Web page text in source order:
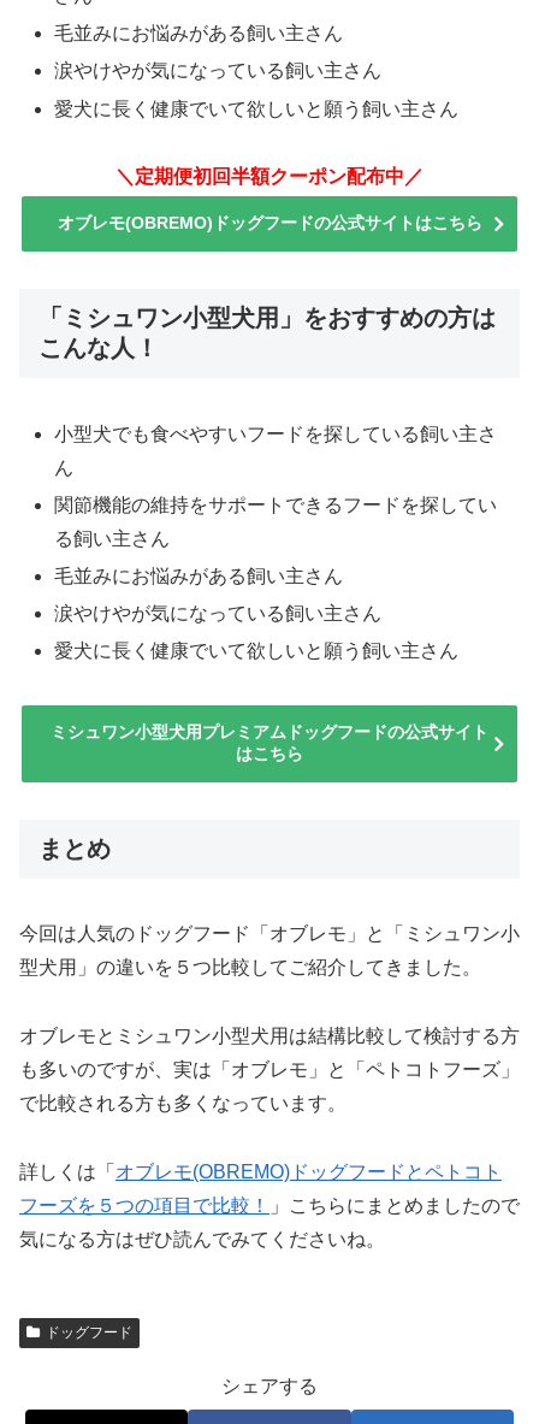
毛並みにお悩みがある飼い主さん
涙やけやが気になっている飼い主さん
愛犬に長く健康でいて欲しいと願う飼い主さん
＼定期便初回半額クーポン配布中／
オブレモ(OBREMO)ドッグフードの公式サイトはこちら
「ミシュワン小型犬用」をおすすめの方は
こんな人！
小型犬でも食べやすいフードを探している飼い主さ
ん
関節機能の維持をサポートできるフードを探してい
る飼い主さん
毛並みにお悩みがある飼い主さん
涙やけやが気になっている飼い主さん
愛犬に長く健康でいて欲しいと願う飼い主さん
ミシュワン小型犬用プレミアムドッグフードの公式サイト
はこちら
まとめ
今回は人気のドッグフード「オブレモ」と「ミシュワン小
型犬用」の違いを５つ比較してご紹介してきました。
オブレモとミシュワン小型犬用は結構比較して検討する方
も多いのですが、実は「オブレモ」と「ペトコトフーズ」
で比較される方も多くなっています。
詳しくは「 オブレモ(OBREMO)ドッグフードとペトコト
フーズを５つの項目で比較！
」こちらにまとめましたので
気になる方はぜひ読んでみてくださいね。
ドッグフード
シェアする